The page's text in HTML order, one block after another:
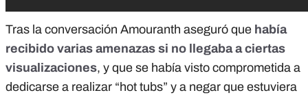
Tras la conversación Amouranth aseguró que había
recibido varias amenazas si no llegaba a ciertas
visualizaciones, y que se había visto comprometida a
dedicarse a realizar “hot tubs” y a negar que estuviera